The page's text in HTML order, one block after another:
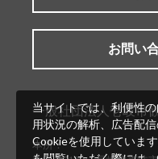
お問い
一般社団法人壱岐市
本所：
当サイトでは、利便性
用状況の解析、広告配
Cookieを使用していま